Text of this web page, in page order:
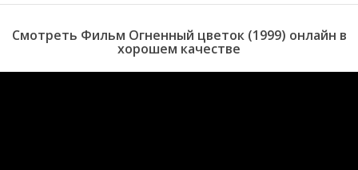
Смотреть Фильм Огненный цветок (1999) онлайн в
хорошем качестве